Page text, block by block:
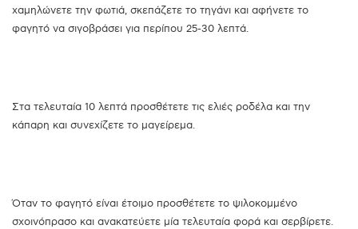
χαμηλώνετε την φωτιά, σκεπάζετε το τηγάνι και αφήνετε το
φαγητό να σιγοβράσει για περίπου 25-30 λεπτά.
Στα τελευταία 10 λεπτά προσθέτετε τις ελιές ροδέλα και την
κάπαρη και συνεχίζετε το μαγείρεμα.
Όταν το φαγητό είναι έτοιμο προσθέτετε το ψιλοκομμένο
σχοινόπρασο και ανακατεύετε μία τελευταία φορά και σερβίρετε.